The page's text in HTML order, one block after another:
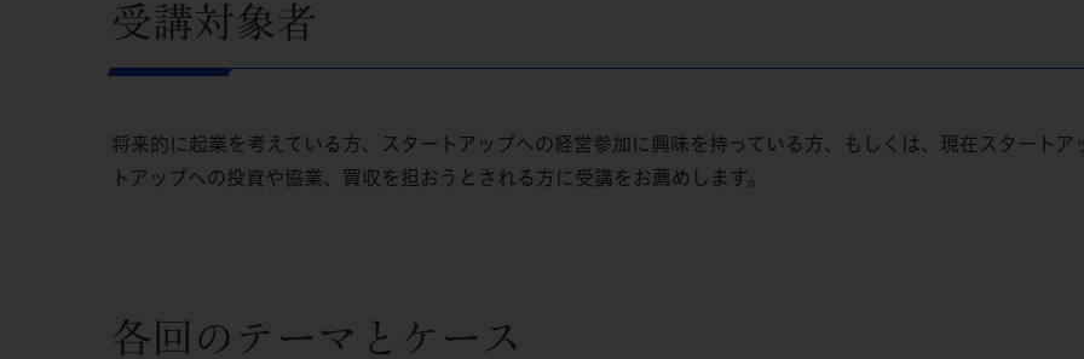
受講対象者
将来的に起業を考えている方、スタートアップへの経営参加に興味を持っている方、もしくは、現在スタート
トアップへの投資や協業、買収を担おうとされる方に受講をお薦めします。
各回のテーマとケース